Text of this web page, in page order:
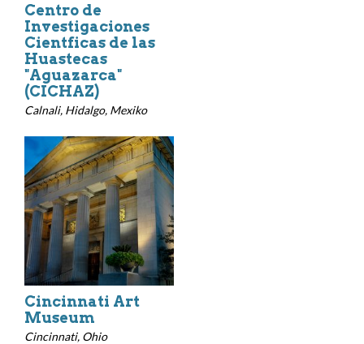
Centro de
Investigaciones
Cientficas de las
Huastecas
"Aguazarca"
(CICHAZ)
Calnali, Hidalgo, Mexiko
Cincinnati Art
Museum
Cincinnati, Ohio